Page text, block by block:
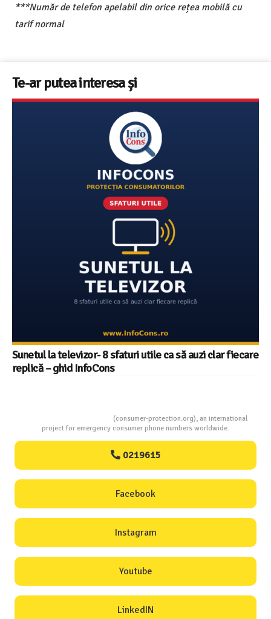
***Număr de telefon apelabil din orice rețea mobilă cu
tarif normal
Te-ar putea interesa și
Sunetul la televizor- 8 sfaturi utile ca să auzi clar fiecare
replică – ghid InfoCons
(consumer-protection.org), an international
project for emergency consumer phone numbers worldwide.
0219615
Facebook
Instagram
Youtube
LinkedIN